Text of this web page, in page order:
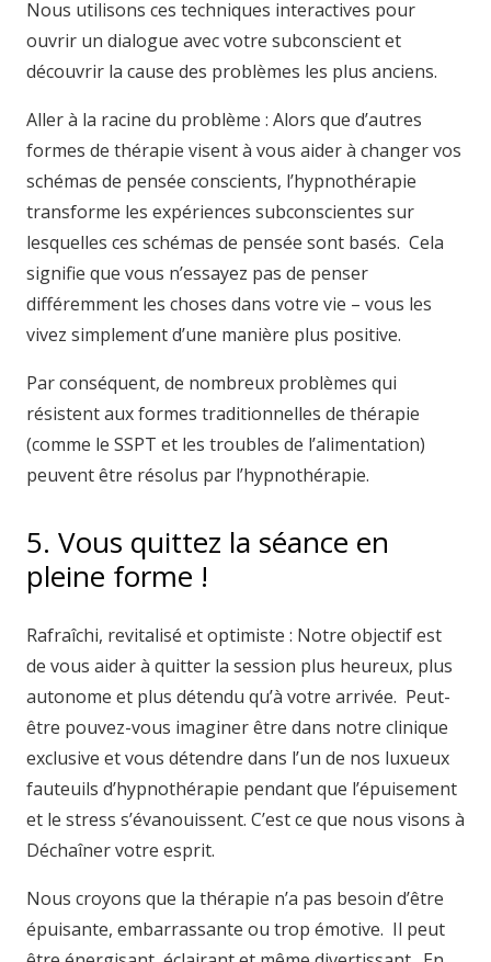
Nous utilisons ces techniques interactives pour
ouvrir un dialogue avec votre subconscient et
découvrir la cause des problèmes les plus anciens.
Aller à la racine du problème : Alors que d’autres
formes de thérapie visent à vous aider à changer vos
schémas de pensée conscients, l’hypnothérapie
transforme les expériences subconscientes sur
lesquelles ces schémas de pensée sont basés. Cela
signifie que vous n’essayez pas de penser
différemment les choses dans votre vie – vous les
vivez simplement d’une manière plus positive.
Par conséquent, de nombreux problèmes qui
résistent aux formes traditionnelles de thérapie
(comme le SSPT et les troubles de l’alimentation)
peuvent être résolus par l’hypnothérapie.
5. Vous quittez la séance en
pleine forme !
Rafraîchi, revitalisé et optimiste : Notre objectif est
de vous aider à quitter la session plus heureux, plus
autonome et plus détendu qu’à votre arrivée. Peut-
être pouvez-vous imaginer être dans notre clinique
exclusive et vous détendre dans l’un de nos luxueux
fauteuils d’hypnothérapie pendant que l’épuisement
et le stress s’évanouissent. C’est ce que nous visons à
Déchaîner votre esprit.
Nous croyons que la thérapie n’a pas besoin d’être
épuisante, embarrassante ou trop émotive. Il peut